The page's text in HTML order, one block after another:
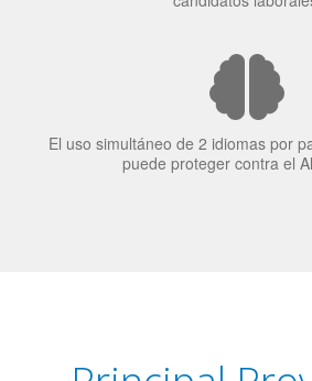
El 70% de los reclutadores de
como una calidad extremadamente
candidatos laborales.